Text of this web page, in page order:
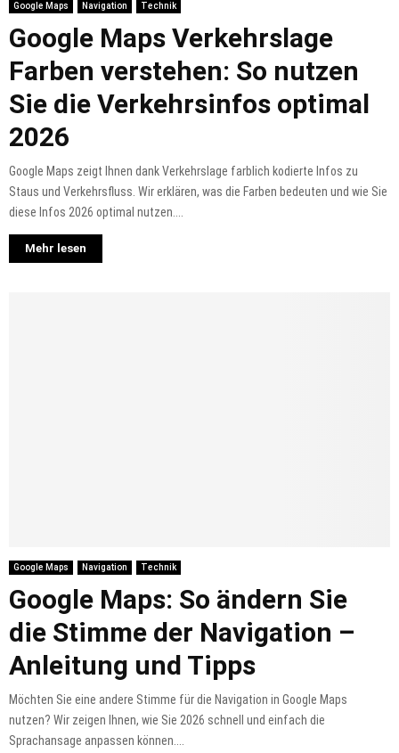
Google Maps Navigation Technik
Google Maps Verkehrslage
Farben verstehen: So nutzen
Sie die Verkehrsinfos optimal
2026
Google Maps zeigt Ihnen dank Verkehrslage farblich kodierte Infos zu
Staus und Verkehrsfluss. Wir erklären, was die Farben bedeuten und wie Sie
diese Infos 2026 optimal nutzen....
Mehr lesen
Google Maps Navigation Technik
Google Maps: So ändern Sie
die Stimme der Navigation –
Anleitung und Tipps
Möchten Sie eine andere Stimme für die Navigation in Google Maps
nutzen? Wir zeigen Ihnen, wie Sie 2026 schnell und einfach die
Sprachansage anpassen können....